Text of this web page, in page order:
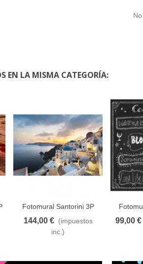
EN LA MISMA CATEGORÍA:
Añadir al carrito A lista de deseos
Fotomural Santorini 3P
144,00 € (impuestos
inc.)
Añadir al
99,00 €